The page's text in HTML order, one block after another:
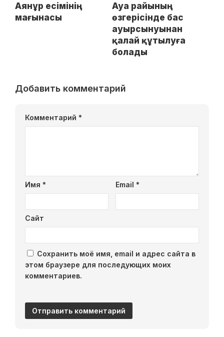
Аянұр есімінің
мағынасы
Ауа райының
өзгерісінде бас
ауырсынуынан
қалай құтылуға
болады
Добавить комментарий
Комментарий *
Имя * Email *
Сайт
Сохранить моё имя, email и адрес сайта в
этом браузере для последующих моих
комментариев.